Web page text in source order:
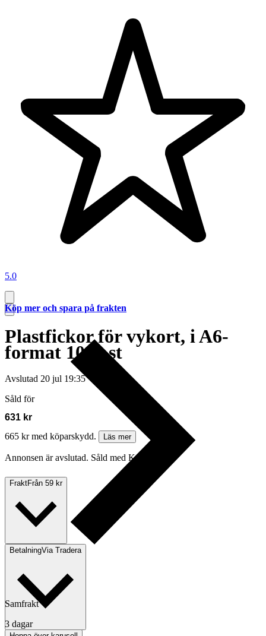
5.0
Plastfickor för vykort, i A6-
format 1000 st
Avslutad 20 jul 19:35
Såld för
631 kr
665 kr med köparskydd.
Läs mer
Annonsen är avslutad. Såld med Köp nu.
FraktFrån 59 kr
BetalningVia Tradera
Köp mer och spara på frakten
Samfrakt
3 dagar